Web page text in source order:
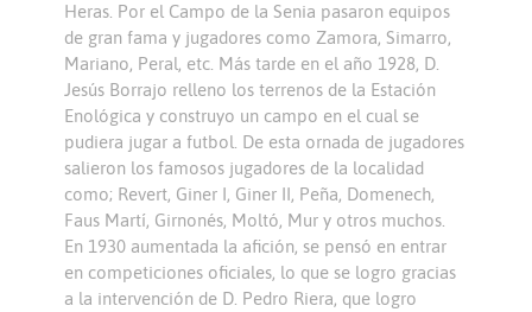
Heras. Por el Campo de la Senia pasaron equipos
de gran fama y jugadores como Zamora, Simarro,
Mariano, Peral, etc. Más tarde en el año 1928, D.
Jesús Borrajo relleno los terrenos de la Estación
Enológica y construyo un campo en el cual se
pudiera jugar a futbol. De esta ornada de jugadores
salieron los famosos jugadores de la localidad
como; Revert, Giner I, Giner II, Peña, Domenech,
Faus Martí, Girnonés, Moltó, Mur y otros muchos.
En 1930 aumentada la afición, se pensó en entrar
en competiciones oficiales, lo que se logro gracias
a la intervención de D. Pedro Riera, que logro